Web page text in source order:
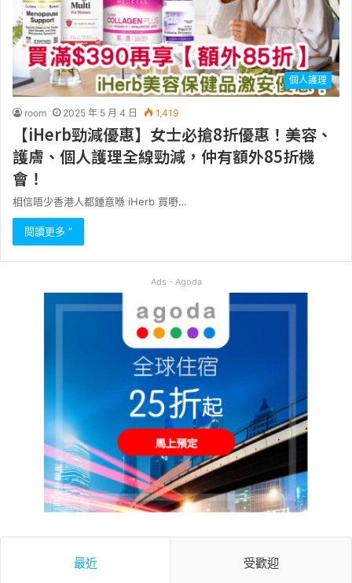
個人護理
room 2025 年 5 月 4 日 1,419
【iHerb勁減優惠】女士必搶8折優惠！美容、
護膚、個人護理全線勁減，仲有額外85折機
會！
相信唔少香港人都鍾意喺 iHerb 買嘢…
閱讀更多 ”
Ads - Agoda
最近 受歡迎